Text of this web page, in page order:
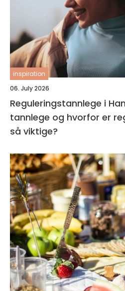
inspiration
06. July 2026
Reguleringstannlege i
tannlege og hvorfor er
så viktige?